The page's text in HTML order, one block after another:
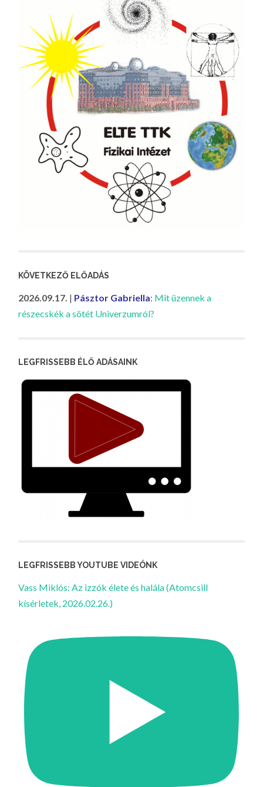
KÖVETKEZŐ ELŐADÁS
2026.09.17. | Pásztor Gabriella: Mit üzennek a
részecskék a sötét Univerzumról?
LEGFRISSEBB ÉLŐ ADÁSAINK
LEGFRISSEBB YOUTUBE VIDEÓNK
Vass Miklós: Az izzók élete és halála (Atomcsill
kísérletek, 2026.02.26.)